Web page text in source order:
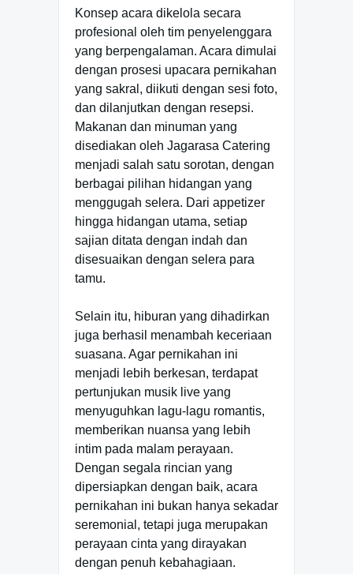
Konsep acara dikelola secara
profesional oleh tim penyelenggara
yang berpengalaman. Acara dimulai
dengan prosesi upacara pernikahan
yang sakral, diikuti dengan sesi foto,
dan dilanjutkan dengan resepsi.
Makanan dan minuman yang
disediakan oleh Jagarasa Catering
menjadi salah satu sorotan, dengan
berbagai pilihan hidangan yang
menggugah selera. Dari appetizer
hingga hidangan utama, setiap
sajian ditata dengan indah dan
disesuaikan dengan selera para
tamu.
Selain itu, hiburan yang dihadirkan
juga berhasil menambah keceriaan
suasana. Agar pernikahan ini
menjadi lebih berkesan, terdapat
pertunjukan musik live yang
menyuguhkan lagu-lagu romantis,
memberikan nuansa yang lebih
intim pada malam perayaan.
Dengan segala rincian yang
dipersiapkan dengan baik, acara
pernikahan ini bukan hanya sekadar
seremonial, tetapi juga merupakan
perayaan cinta yang dirayakan
dengan penuh kebahagiaan.